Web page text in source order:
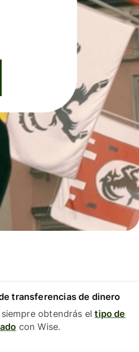
transferencias de dinero
obtendrás eltipo de
con Wise.